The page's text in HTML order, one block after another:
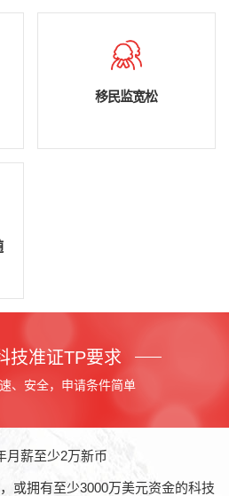
移民监宽松
技准证TP要求
、安全，申请条件简单
月薪至少2万新币
或拥有至少3000万美元资金的科技